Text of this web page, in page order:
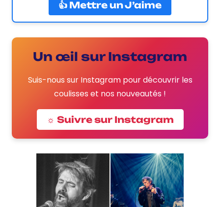
👍 Mettre un J’aime
Un œil sur Instagram
Suis-nous sur Instagram pour découvrir les
coulisses et nos nouveautés !
☼ Suivre sur Instagram